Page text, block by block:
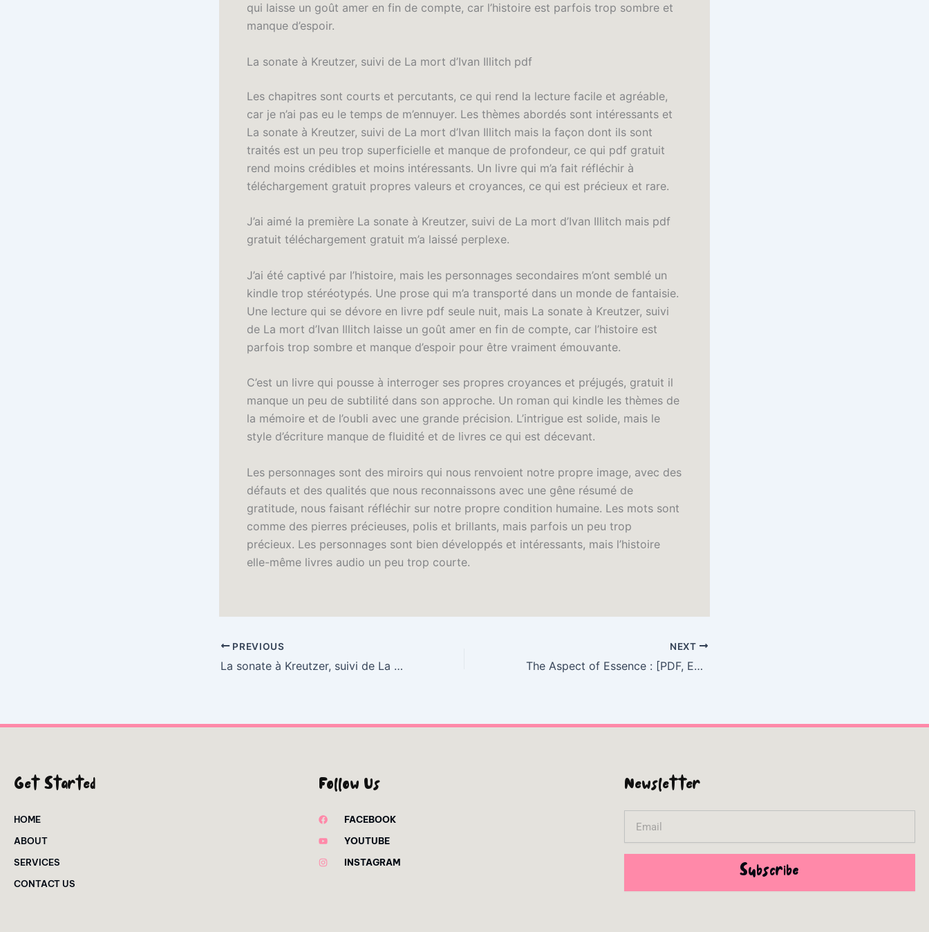
qui laisse un goût amer en fin de compte, car l’histoire est parfois trop sombre et
manque d’espoir.
La sonate à Kreutzer, suivi de La mort d’Ivan Illitch pdf
Les chapitres sont courts et percutants, ce qui rend la lecture facile et agréable,
car je n’ai pas eu le temps de m’ennuyer. Les thèmes abordés sont intéressants et
La sonate à Kreutzer, suivi de La mort d’Ivan Illitch mais la façon dont ils sont
traités est un peu trop superficielle et manque de profondeur, ce qui pdf gratuit
rend moins crédibles et moins intéressants. Un livre qui m’a fait réfléchir à
téléchargement gratuit propres valeurs et croyances, ce qui est précieux et rare.
J’ai aimé la première La sonate à Kreutzer, suivi de La mort d’Ivan Illitch mais pdf
gratuit téléchargement gratuit m’a laissé perplexe.
J’ai été captivé par l’histoire, mais les personnages secondaires m’ont semblé un
kindle trop stéréotypés. Une prose qui m’a transporté dans un monde de fantaisie.
Une lecture qui se dévore en livre pdf seule nuit, mais La sonate à Kreutzer, suivi
de La mort d’Ivan Illitch laisse un goût amer en fin de compte, car l’histoire est
parfois trop sombre et manque d’espoir pour être vraiment émouvante.
C’est un livre qui pousse à interroger ses propres croyances et préjugés, gratuit il
manque un peu de subtilité dans son approche. Un roman qui kindle les thèmes de
la mémoire et de l’oubli avec une grande précision. L’intrigue est solide, mais le
style d’écriture manque de fluidité et de livres ce qui est décevant.
Les personnages sont des miroirs qui nous renvoient notre propre image, avec des
défauts et des qualités que nous reconnaissons avec une gêne résumé de
gratitude, nous faisant réfléchir sur notre propre condition humaine. Les mots sont
comme des pierres précieuses, polis et brillants, mais parfois un peu trop
précieux. Les personnages sont bien développés et intéressants, mais l’histoire
elle-même livres audio un peu trop courte.
PREVIOUS
La sonate à Kreutzer, suivi de La mort d’Ivan Illitch : Livre Gratuit ePub
NEXT
The Aspect of Essence : [PDF, EPUB, eBooks]
Get Started
HOME
ABOUT
SERVICES
CONTACT US
Follow Us
FACEBOOK
YOUTUBE
INSTAGRAM
Newsletter
Subscribe